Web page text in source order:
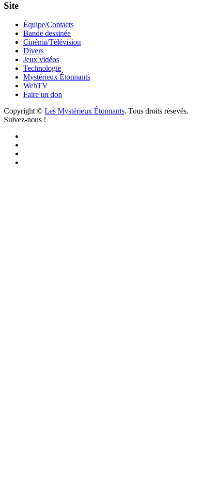
Site
Équipe/Contacts
Bande dessinée
Cinéma/Télévision
Divers
Jeux vidéos
Technologie
Mystérieux Étonnants
WebTV
Faire un don
Copyright © Les Mystérieux Étonnants. Tous droits résevés.
Suivez-nous !